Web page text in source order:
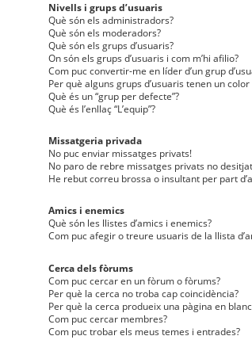
Nivells i grups d’usuaris
Què són els administradors?
Què són els moderadors?
Què són els grups d’usuaris?
On són els grups d’usuaris i com m’hi afilio?
Com puc convertir-me en líder d’un grup
Per què alguns grups d’usuaris tenen un
Què és un “grup per defecte”?
Què és l’enllaç “L’equip”?
Missatgeria privada
No puc enviar missatges privats!
No paro de rebre missatges privats no
He rebut correu brossa o insultant per part
Amics i enemics
Què són les llistes d’amics i enemics?
Com puc afegir o treure usuaris de la llista
Cerca dels fòrums
Com puc cercar en un fòrum o fòrums?
Per què la cerca no troba cap coincidència?
Per què la cerca produeix una pàgina en
Com puc cercar membres?
Com puc trobar els meus temes i entrades?